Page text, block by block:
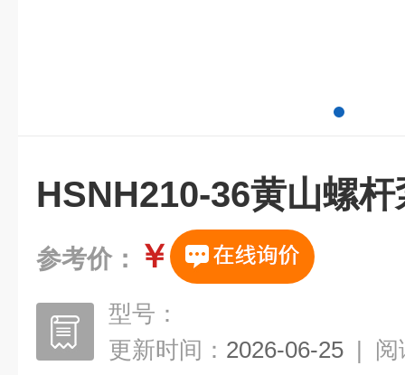
HSNH210-36黄山螺
参考价： ￥
型号：
更新时间： 2026-06-25 | 阅